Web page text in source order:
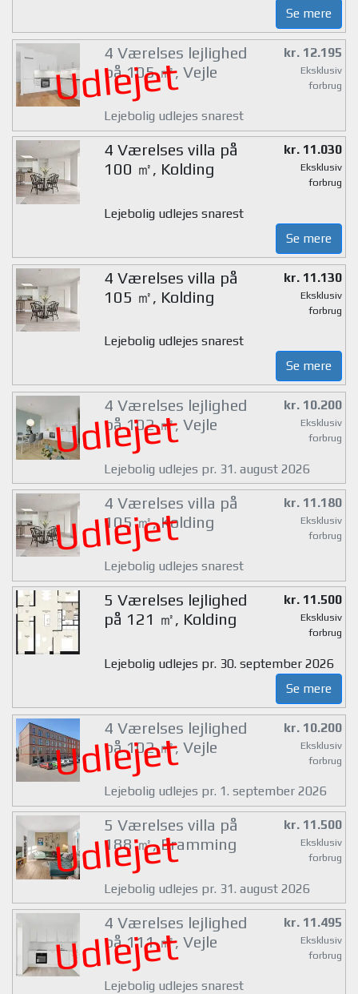
Se mere
Udlejet
4 Værelses lejlighed
på 105 ㎡, Vejle
kr. 12.195
Eksklusiv
forbrug
Lejebolig udlejes snarest
4 Værelses villa på
100 ㎡, Kolding
kr. 11.030
Eksklusiv
forbrug
Lejebolig udlejes snarest
Se mere
4 Værelses villa på
105 ㎡, Kolding
kr. 11.130
Eksklusiv
forbrug
Lejebolig udlejes snarest
Se mere
Udlejet
4 Værelses lejlighed
på 102 ㎡, Vejle
kr. 10.200
Eksklusiv
forbrug
Lejebolig udlejes pr. 31. august 2026
Udlejet
4 Værelses villa på
105 ㎡, Kolding
kr. 11.180
Eksklusiv
forbrug
Lejebolig udlejes snarest
5 Værelses lejlighed
på 121 ㎡, Kolding
kr. 11.500
Eksklusiv
forbrug
Lejebolig udlejes pr. 30. september 2026
Se mere
Udlejet
4 Værelses lejlighed
på 102 ㎡, Vejle
kr. 10.200
Eksklusiv
forbrug
Lejebolig udlejes pr. 1. september 2026
Udlejet
5 Værelses villa på
188 ㎡, Bramming
kr. 11.500
Eksklusiv
forbrug
Lejebolig udlejes pr. 31. august 2026
Udlejet
4 Værelses lejlighed
på 111 ㎡, Vejle
kr. 11.495
Eksklusiv
forbrug
Lejebolig udlejes snarest